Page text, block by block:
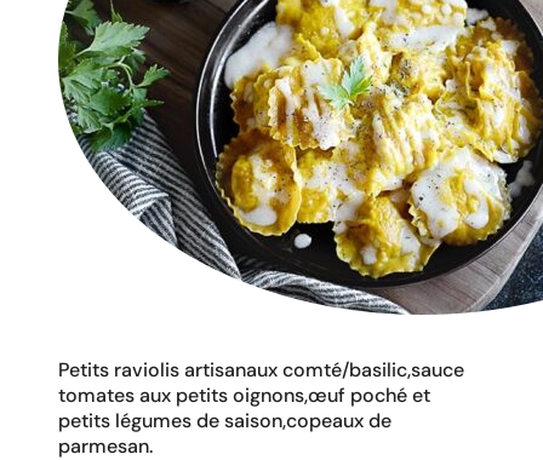
Petits raviolis artisanaux comté/basilic,sauce
tomates aux petits oignons,œuf poché et
petits légumes de saison,copeaux de
parmesan.